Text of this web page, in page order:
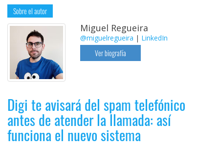
Sobre el autor
Miguel Regueira
@miguelregueira | LinkedIn
Ver biografía
Digi te avisará del spam telefónico
antes de atender la llamada: así
funciona el nuevo sistema